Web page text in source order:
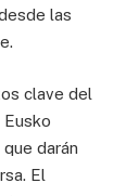
las
clave del
Eusko
darán
El